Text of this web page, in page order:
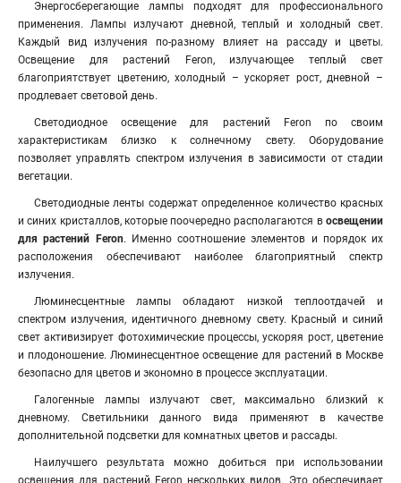
Энергосберегающие лампы подходят для профессионального
применения. Лампы излучают дневной, теплый и холодный свет.
Каждый вид излучения по-разному влияет на рассаду и цветы.
Освещение для растений Feron, излучающее теплый свет
благоприятствует цветению, холодный – ускоряет рост, дневной –
продлевает световой день.
Светодиодное освещение для растений Feron по своим
характеристикам близко к солнечному свету. Оборудование
позволяет управлять спектром излучения в зависимости от стадии
вегетации.
Светодиодные ленты содержат определенное количество красных
и синих кристаллов, которые поочередно располагаются в освещении
для растений Feron. Именно соотношение элементов и порядок их
расположения обеспечивают наиболее благоприятный спектр
излучения.
Люминесцентные лампы обладают низкой теплоотдачей и
спектром излучения, идентичного дневному свету. Красный и синий
свет активизирует фотохимические процессы, ускоряя рост, цветение
и плодоношение. Люминесцентное освещение для растений в Москве
безопасно для цветов и экономно в процессе эксплуатации.
Галогенные лампы излучают свет, максимально близкий к
дневному. Светильники данного вида применяют в качестве
дополнительной подсветки для комнатных цветов и рассады.
Наилучшего результата можно добиться при использовании
освещения для растений Feron нескольких видов. Это обеспечивает